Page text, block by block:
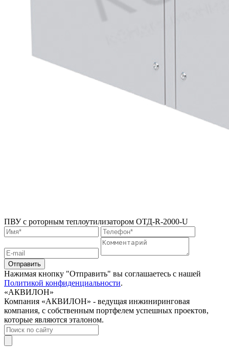
ПВУ c роторным теплоутилизатором ОТД-R-2000-U
Нажимая кнопку "Отправить" вы соглашаетесь с нашей
Политикой конфиденциальности.
«АКВИЛОН»
Компания «АКВИЛОН» - ведущая инжиниринговая
компания, с собственным портфелем успешных проектов,
которые являются эталоном.